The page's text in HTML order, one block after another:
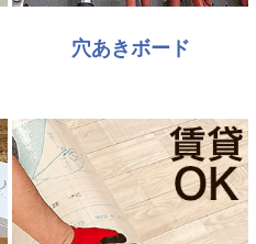
穴あきボード